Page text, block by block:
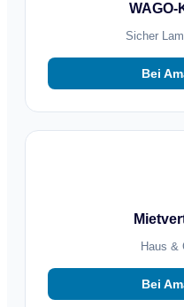
WAGO-
Sicher
Bei
Haus &
Bei